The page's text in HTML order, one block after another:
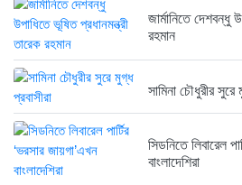
জার্মানিতে দেশবন্ধু
রহমান
সামিনা চৌধুরীর সুরে
সিডনিতে লিবারেল
বাংলাদেশিরা